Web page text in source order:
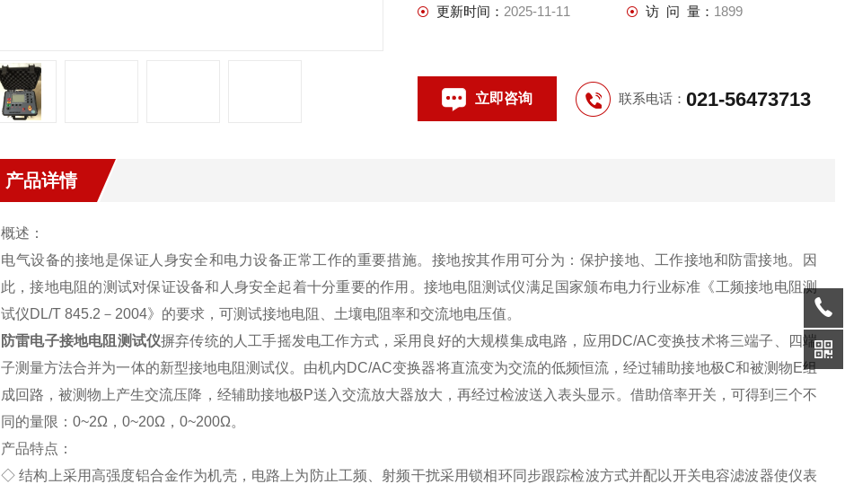
更新时间： 2025-11-11 访 问 量： 1899
立即咨询 联系电话： 021-56473713
产品详情
概述：
电气设备的接地是保证人身安全和电力设备正常工作的重要措施。接地按其作用可分为：保护接地、工作接地和防雷接地。因
此，接地电阻的测试对保证设备和人身安全起着十分重要的作用。接地电阻测试仪满足国家颁布电力行业标准《工频接地电阻测
试仪DL/T 845.2－2004》的要求，可测试接地电阻、土壤电阻率和交流地电压值。
防雷电子接地电阻测试仪摒弃传统的人工手摇发电工作方式，采用良好的大规模集成电路，应用DC/AC变换技术将三端子、四端
子测量方法合并为一体的新型接地电阻测试仪。由机内DC/AC变换器将直流变为交流的低频恒流，经过辅助接地极C和被测物E组
成回路，被测物上产生交流压降，经辅助接地极P送入交流放大器放大，再经过检波送入表头显示。借助倍率开关，可得到三个不
同的量限：0~2Ω，0~20Ω，0~200Ω。
产品特点：
◇ 结构上采用高强度铝合金作为机壳，电路上为防止工频、射频干扰采用锁相环同步跟踪检波方式并配以开关电容滤波器使仪表